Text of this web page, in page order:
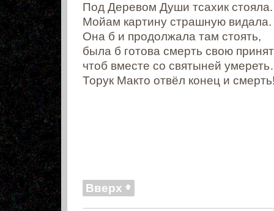
Под Деревом Души тсахик стояла.
Мойам картину страшную видала.
Она б и продолжала там стоять,
была б готова смерть свою
чтоб вместе со святыней
Торук Макто отвёл конец и
Вверх